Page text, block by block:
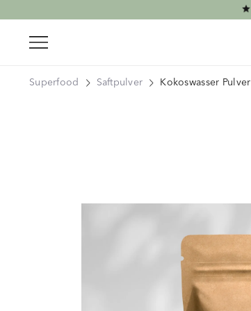
Superfood Saftpulver Kokoswasser Pulver